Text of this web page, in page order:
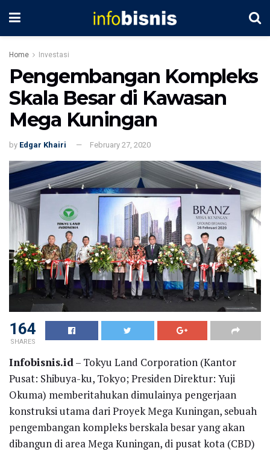
Home Investasi
Pengembangan Kompleks
Skala Besar di Kawasan
Mega Kuningan
by Edgar Khairi February 27, 2020
164
SHARES
Infobisnis.id – Tokyu Land Corporation (Kantor
Pusat: Shibuya-ku, Tokyo; Presiden Direktur: Yuji
Okuma) memberitahukan dimulainya pengerjaan
konstruksi utama dari Proyek Mega Kuningan, sebuah
pengembangan kompleks berskala besar yang akan
dibangun di area Mega Kuningan, di pusat kota (CBD)